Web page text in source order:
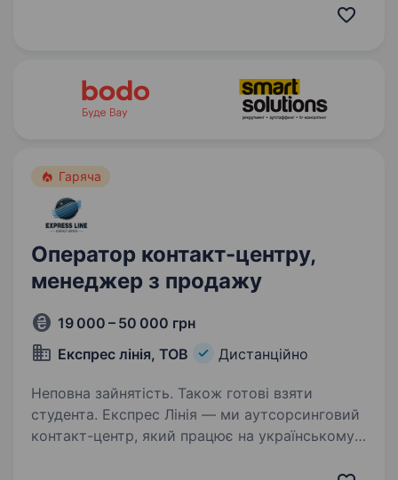
Гаряча
Оператор контакт-центру,
менеджер з продажу
19 000 – 50 000 грн
Експрес лінія, ТОВ
Дистанційно
Неповна зайнятість. Також готові взяти
студента. Експрес Лінія — ми аутсорсинговий
контакт-центр, який працює на українському